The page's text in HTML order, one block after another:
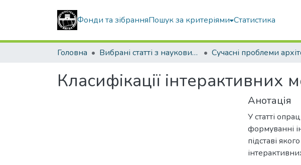
Фонди та зібранняПошук за критеріями Статистика
Головна Вибрані статті з наукових збірників КНУБА
Класифікації інтерактивних
Анотація
У статті
формуванні
підставі